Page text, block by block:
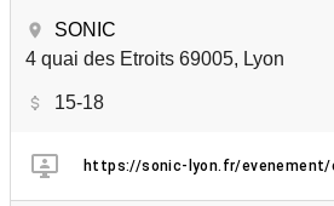
SONIC
4 quai des Etroits 69005, Lyon
15-18
https://sonic-lyon.fr/